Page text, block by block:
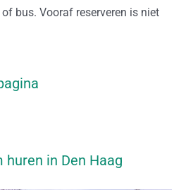
bus. Vooraf reserveren is niet
in Den Haag